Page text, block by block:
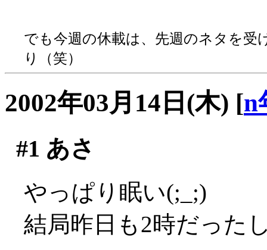
でも今週の休載は、先週のネタを
り（笑）
2002年03月14日(木) [n
#1 あさ
やっぱり眠い(;_;)
結局昨日も2時だった